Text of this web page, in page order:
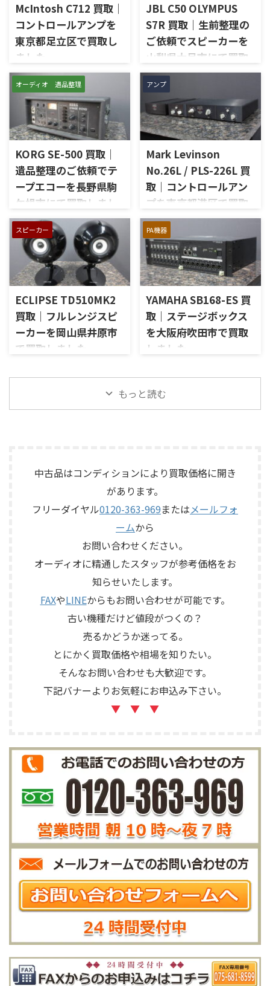
McIntosh C712 買取｜
コントロールアンプを
東京都足立区で買取し
ました
東京都足立区で、McIntoshの
コントロールアンプ「C712」
を出張買取させていただきま
した。今回のお品物は、
McIntoshらしいガラスパネル
デザインとリモート操作機能
を備えた2chソリッドステート
式のコントロールアンプで、左
右チャンネルの音出し、入力
切替、ボリューム、トーンコン
トロール、MMフォノ入力、バ
外観コンディション、リモコン
など付属品の有無を確認しな
がら査定いたしました。 買取
商品：McIntosh C712 メーカ
ー：McIntosh / マッキントッ
JBL C50 OLYMPUS
S7R 買取｜生前整理の
ご依頼でスピーカーを
山梨県大月市にて買取
しました
山梨県大月市で、生前整理に伴
いJBLの大型スピーカー「C50
OLYMPUS S7R」を出張買取さ
せていただきました。今回の
お品物は、長年大切に音楽を
楽しまれてきたご本人様より、
オーディオ機器の整理を進めた
いとのご相談をいただいたも
のです。 JBL C50 OLYMPUS
S7Rは、Olympus専用エンクロ
ージャーにLE15Aウーファー、
PR15パッシブラジエーター、
LE85ドライバー、HL91ホー
ン、LX5ネットワークなどを組
み合わせたヴィンテージJBLの
スピーカーシステムです。査定
では、左右ペアの音 ...
オーディオ 遺品整理
KORG SE-500 買取｜
遺品整理のご依頼でテ
ープエコーを長野県駒
ケ根市にて買取しまし
た
長野県駒ケ根市で、遺品整理に
伴いKORGのテープエコー
「SE-500 Stage Echo」を出張
買取させていただきました。
今回のお品物は、前オーナー
様が大切に保管されていたヴ
ィンテージのテープエコーで、
ご家族様より「価値があるも
のか分からないので、処分する
前に見てほしい」とご相談い
500は、テープを使用したアナ
ログエコーならではの揺らぎ
や質感を楽しめる機材です。査
アンプ
Mark Levinson
No.26L / PLS-226L 買
取｜コントロールアン
プを東京都港区で買取
しました
東京都港区で、Mark Levinson
のコントロールアンプ
「No.26L / PLS-226L」を出張
買取させていただきました。
今回のお品物は、アンプ部
No.26Lと外部電源部PLS-226L
で構成されるセパレートタイ
プのプリアンプで、左右チャン
ネルの音出し状態、入力切
替、ボリューム、バランス、
ォノカードやバランス入力カ
ードの有無、電源部の状態、
接続ケーブル、外観コンディシ
スピーカー
ECLIPSE TD510MK2
買取｜フルレンジスピ
ーカーを岡山県井原市
で買取しました
ルレンジスピーカー
「TD510MK2」を出張買取させ
態、ユニットの状態、エッグ
シェル型エンクロージャー、角
度調整機構、スピーカー端
子、外観コンディション、保護
ネットやキャップなど付属品
の有無を確認しながら査定い
たしました。 買取商品：
ECLIPSE / イクリプス 型番：
TD510MK2 カテゴリ ...
PA機器
YAMAHA SB168-ES 買
取｜ステージボックス
を大阪府吹田市で買取
しました
テージボックス「SB168-ES」
を出張買取させていただきま
IN/OUT、NETWORK端子、ヘッ
ドアンプリモート、ファンタム
電源、外観コンディション、電
源コードや取扱説明書など付
属品の有無を確認しながら査
定いたしました。 買取商品：
YAMAHA SB168-ES メーカー：
SB168-ES カ ...
もっと読む
中古品はコンディションにより買取価格に開き
があります。
フリーダイヤル0120-363-969またはメールフォ
ームから
お問い合わせください。
オーディオに精通したスタッフが参考価格をお
知らせいたします。
FAXやLINEからもお問い合わせが可能です。
古い機種だけど値段がつくの？
売るかどうか迷ってる。
とにかく買取価格や相場を知りたい。
そんなお問い合わせも大歓迎です。
下記バナーよりお気軽にお申込み下さい。
▼ ▼ ▼